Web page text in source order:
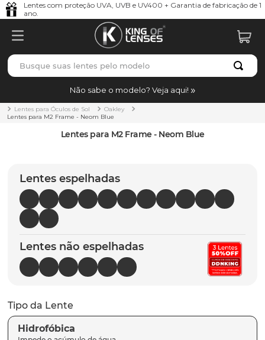
Lentes com proteção UVA, UVB e UV400 + Garantia de fabricação de 1
ano.
Busque suas lentes pelo modelo
Não sabe o modelo? Veja aqui!
Lentes para Óculos de Sol
Oakley
Lentes para M2 Frame - Neom Blue
Lentes para M2 Frame - Neom Blue
Lentes espelhadas
Lentes não espelhadas
Tipo da Lente
Hidrofóbica
TERMOS MAIS BUSCADOS
1º borrachas
holbrook
5º chaves
6º t-shock
7º gasket
8º parafusos
9º latch